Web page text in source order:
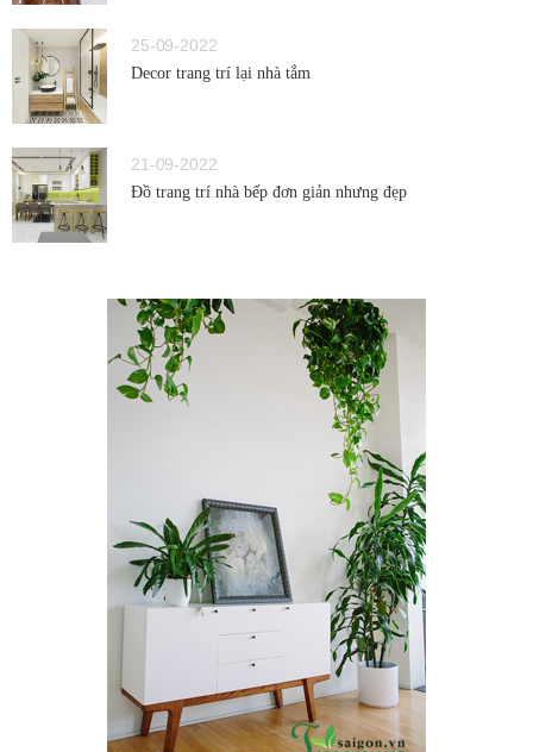
25-09-2022
Decor trang trí lại nhà tắm
21-09-2022
Đồ trang trí nhà bếp đơn giản nhưng đẹp